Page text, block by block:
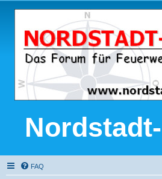
FAQ